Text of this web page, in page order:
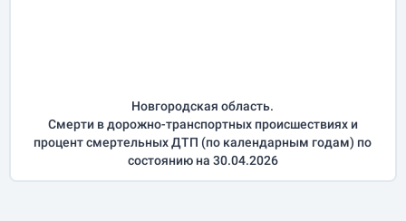
Новгородская область.
Смерти в дорожно-транспортных происшествиях и
процент смертельных ДТП (по календарным годам) по
состоянию на 30.04.2026